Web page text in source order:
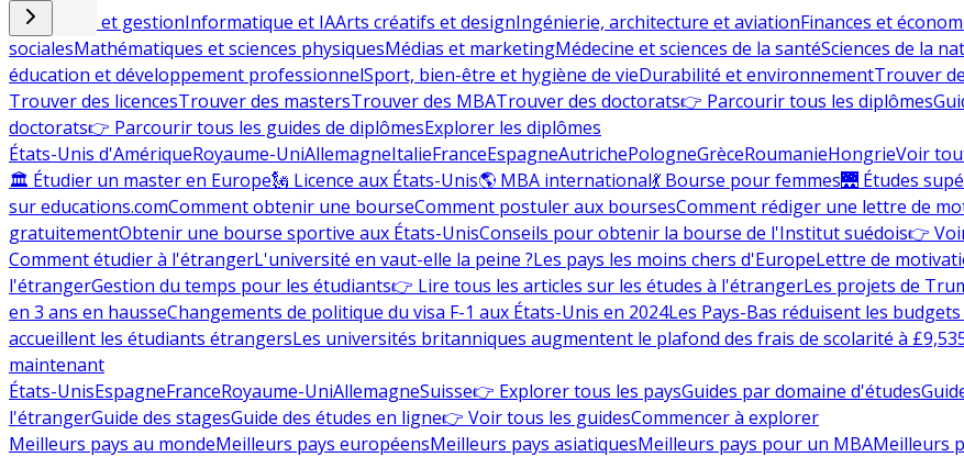
Commerce et gestionInformatique et IAArts créatifs et designIngénierie, architecture et aviationFinances et
socialesMathématiques et sciences physiquesMédias et marketingMédecine et sciences de la santéSciences de la
éducation et développement professionnelSport, bien-être et hygiène de vieDurabilité et environnementTrouver
Trouver des licencesTrouver des mastersTrouver des MBATrouver des doctorats👉 Parcourir tous les diplômes
doctorats👉 Parcourir tous les guides de diplômesExplorer les diplômes
États-Unis d'AmériqueRoyaume-UniAllemagneItalieFranceEspagneAutrichePologneGrèceRoumanieHongrieVoir
🏛 Étudier un master en Europe🗽 Licence aux États-Unis🌎 MBA international💃 Bourse pour femmes🌉 Études
sur educations.comComment obtenir une bourseComment postuler aux boursesComment rédiger une lettre de
gratuitementObtenir une bourse sportive aux États-UnisConseils pour obtenir la bourse de l'Institut suédois👉
Comment étudier à l'étrangerL'université en vaut-elle la peine ?Les pays les moins chers d'EuropeLettre de
l'étrangerGestion du temps pour les étudiants👉 Lire tous les articles sur les études à l'étrangerLes projets de
en 3 ans en hausseChangements de politique du visa F-1 aux États-Unis en 2024Les Pays-Bas réduisent les
accueillent les étudiants étrangersLes universités britanniques augmentent le plafond des frais de scolarité à
maintenant
États-UnisEspagneFranceRoyaume-UniAllemagneSuisse👉 Explorer tous les paysGuides par domaine d'études
l'étrangerGuide des stagesGuide des études en ligne👉 Voir tous les guidesCommencer à explorer
Meilleurs pays au mondeMeilleurs pays européensMeilleurs pays asiatiquesMeilleurs pays pour un MBAMeilleurs